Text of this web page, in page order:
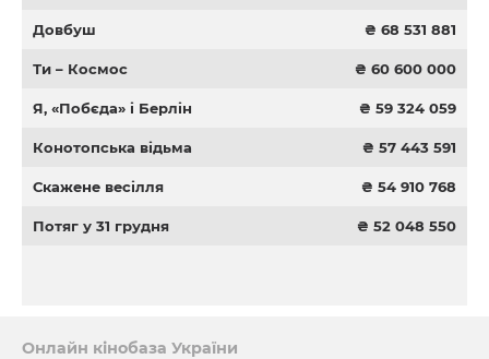
Довбуш ₴ 68 531 881
Ти – Космос ₴ 60 600 000
Я, «Побєда» і Берлін ₴ 59 324 059
Конотопська відьма ₴ 57 443 591
Скажене весілля ₴ 54 910 768
Потяг у 31 грудня ₴ 52 048 550
Онлайн кінобаза України